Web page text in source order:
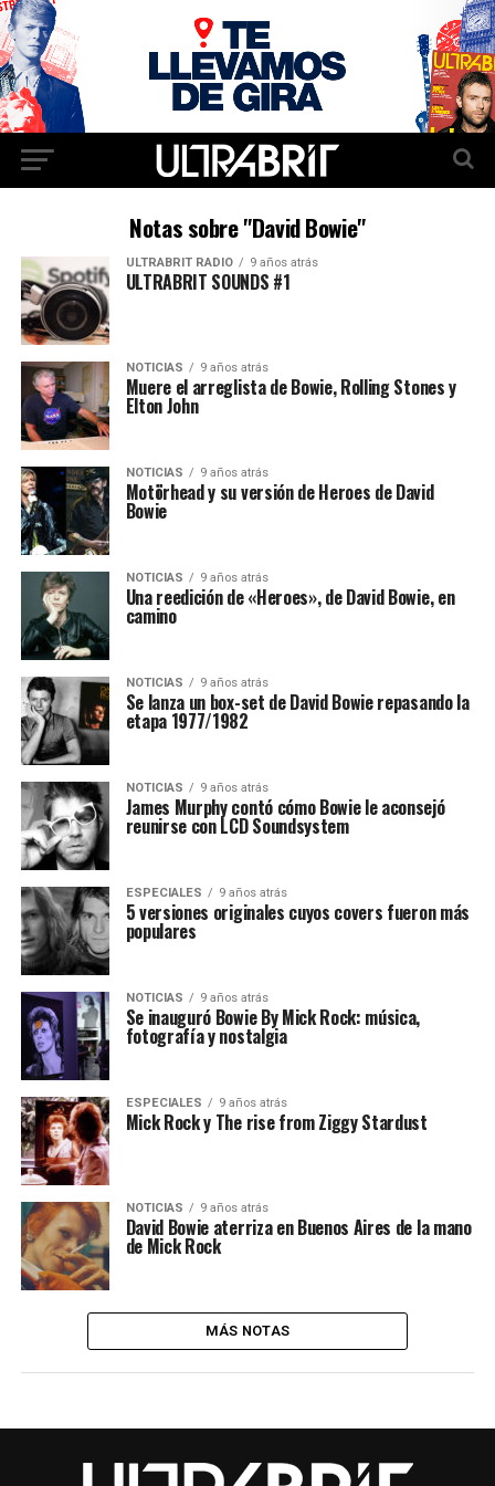
Notas sobre "David Bowie"
ULTRABRIT RADIO 9 años atrás
ULTRABRIT SOUNDS #1
NOTICIAS 9 años atrás
Muere el arreglista de Bowie, Rolling Stones y
Elton John
NOTICIAS 9 años atrás
Motörhead y su versión de Heroes de David
Bowie
NOTICIAS 9 años atrás
Una reedición de «Heroes», de David Bowie, en
camino
NOTICIAS 9 años atrás
Se lanza un box-set de David Bowie repasando la
etapa 1977/1982
NOTICIAS 9 años atrás
James Murphy contó cómo Bowie le aconsejó
reunirse con LCD Soundsystem
ESPECIALES 9 años atrás
5 versiones originales cuyos covers fueron más
populares
NOTICIAS 9 años atrás
Se inauguró Bowie By Mick Rock: música,
fotografía y nostalgia
ESPECIALES 9 años atrás
Mick Rock y The rise from Ziggy Stardust
NOTICIAS 9 años atrás
David Bowie aterriza en Buenos Aires de la mano
de Mick Rock
MÁS NOTAS